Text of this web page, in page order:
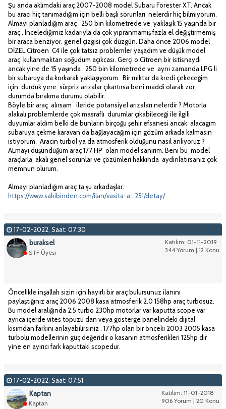
Şu anda aklımdaki araç 2007-2008 model Subaru Forester XT. Ancak
bu aracı hiç tanımadığım için belli başlı sorunları nelerdir hiç bilmiyorum.
Almayı planladığım araç 250 bin kilometrede ve yaklaşık 15 yaşında bir
araç . İncelediğimiz kadarıyla da çok yıpranmamış fazla el değiştirmemiş
bir araca benziyor. genel çizgisi çok düzgün. Daha önce 2006 model
DİZEL Citroen C4 ile çok tatsız problemler yaşadım ve düşük model
araç kullanmaktan soğudum açıkcası. Gerçi o Citroen bir istisnaydı
ancak yine de 15 yaşında , 250 bin kilometrede ve aynı zamanda LPG li
bir subaruya da korkarak yaklaşıyorum. Bir miktar da kredi çekeceğim
için durduk yere sürpriz arızalar çıkartırsa beni maddi olarak zor
durumda bırakma durumu olabilir.
Böyle bir araç alırsam ileride potansiyel arızaları nelerdir ? Motorla
alakalı problemlerde çok masraflı durumlar çıkabileceği ile ilgili
duyumlar aldım belki de bunların birçoğu şehir efsanesi ancak alacagım
subaruya çekme karavan da bağlayacağım için gözüm arkada kalmasın
istiyorum. Aracın turbol ya da atmosferik olduğunu nasıl anlıyoruz ?
ALmayı düşündüğüm araç 177 HP olan model sanırım. Beni bu model
araçlarla akalı genel sorunlar ve çözümleri hakkında aydınlatırsanız çok
memnun olurum.
Almayı planladığım araç ta şu arkadaşlar.
https://www.sahibinden.com/ilan/vasita-a...251/detay/
17-02-2022, Saat: 07:30
Katılım: 01-11-2019
344 Yorum | 12 Konu
buraksel
STF Üyesi
Öncelikle inşallah sizin için hayırlı bir araç bulursunuz ilanını
paylaştığınız araç 2006 2008 kasa atmosferik 2.0 158hp araç turbosuz.
Bu model aralığında 2.5 turbo 230hp motorlar var kaputta scope var
ayrıca içerde vites topuzu dan veya gösterge panelindeki dijital
kısımdan farkını anlayabilirsiniz . 177hp olan bir önceki 2003 2005 kasa
turbolu modellerinin güç değeridir o kasanın atmosferikleri 125hp dir
yine en ayırıcı fark kaputtaki scopedur.
17-02-2022, Saat: 07:51
Katılım: 11-01-2018
906 Yorum | 20 Konu
Kaptan
Kaptan